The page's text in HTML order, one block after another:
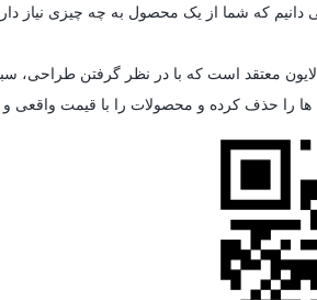
دانیم که شما از یک محصول به چه چیزی نیاز
معتقد است که با در نظر گرفتن طراحی،
ها را حذف کرده و محصولات را با قیمت واقعی